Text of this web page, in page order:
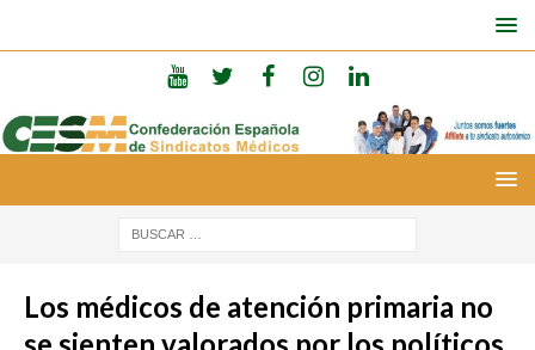
Los médicos de atención primaria no
se sienten valorados por los políticos